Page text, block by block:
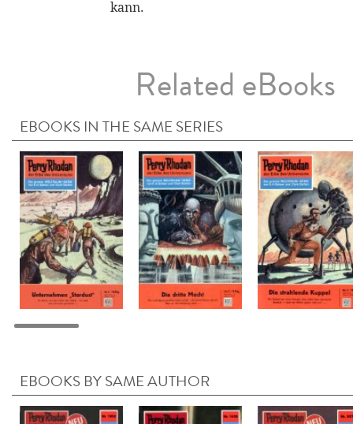
kann.
Related eBooks
EBOOKS IN THE SAME SERIES
EBOOKS BY SAME AUTHOR